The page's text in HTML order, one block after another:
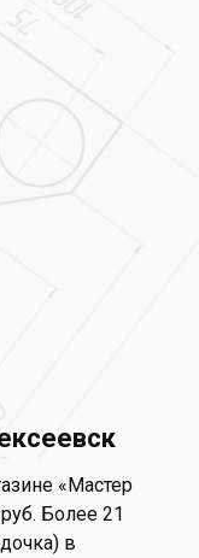
«Мастер
Более 21
в